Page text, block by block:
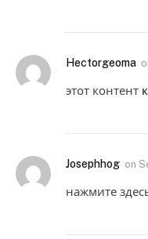
Hectorgeoma
этот контент
Josephhog on
нажмите